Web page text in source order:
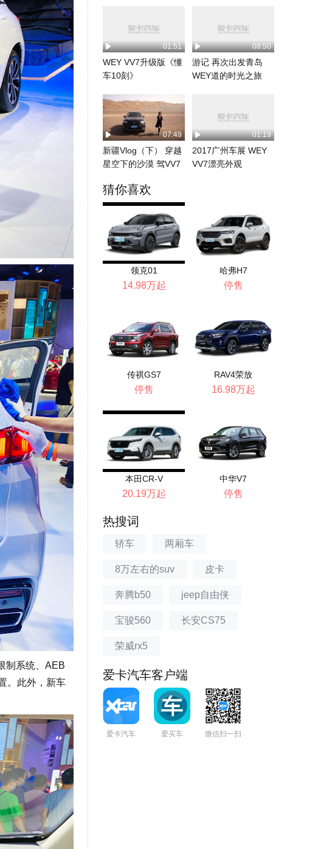
制系统、AEB
。此外，新车
01:51
WEY VV7升级版《懂
车10刻》
08:50
游记 再次出发青岛
WEY道的时光之旅
07:49
新疆Vlog（下） 穿越
星空下的沙漠 驾VV7
01:19
2017广州车展 WEY
VV7漂亮外观
猜你喜欢
领克01
14.98万起
哈弗H7
停售
传祺GS7
停售
RAV4荣放
16.98万起
本田CR-V
20.19万起
中华V7
停售
热搜词
轿车 两厢车
8万左右的suv 皮卡
奔腾b50 jeep自由侠
宝骏560 长安CS75
荣威rx5
爱卡汽车客户端
爱卡汽车 爱买车 微信扫一扫